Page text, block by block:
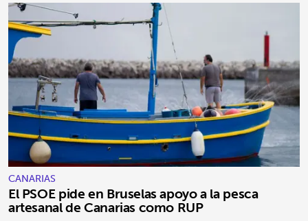
CANARIAS
El PSOE pide en Bruselas apoyo a la pesca
artesanal de Canarias como RUP